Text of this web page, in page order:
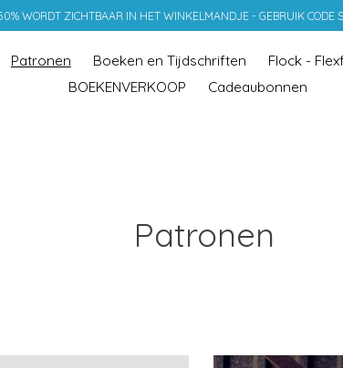
WORDT ZICHTBAAR IN HET WINKELMANDJE - GEBRUIK CODE
Patronen Boeken en Tijdschriften Flock -
BOEKENVERKOOP
Cadeaubonnen
Patronen